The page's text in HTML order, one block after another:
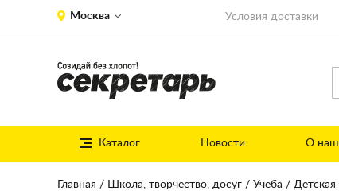
Москва Условия доставки
Каталог Новости О
Главная Школа, творчество, досуг Учёба Детская